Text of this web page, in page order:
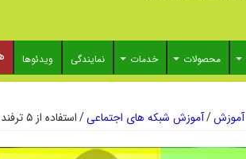
محصولات خدمات نمایندگی ویدئوها
آموزش/آموزش شبکه های اجتماعی/استفاده از ۵ ترفند برای افزایش و حفظ فالوور اینستاگرام